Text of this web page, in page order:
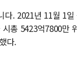
다. 2021년 11월 1일
총 5423억7800만
다.